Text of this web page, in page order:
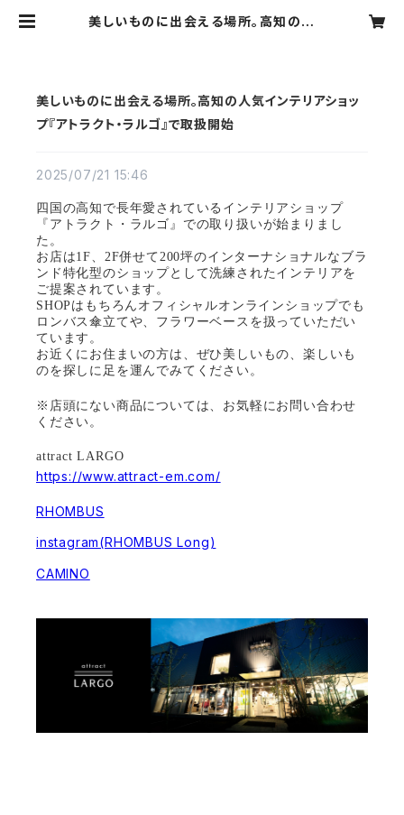
美しいものに出会える場所。高知の人
美しいものに出会える場所。高知の人気インテリアショッ
プ『アトラクト・ラルゴ』で取扱開始
2025/07/21 15:46
四国の高知で長年愛されているインテリアショップ
『アトラクト・ラルゴ』での取り扱いが始まりまし
た。
お店は1F、2F併せて200坪のインターナショナルなブラ
ンド特化型のショップとして洗練されたインテリアを
ご提案されています。
SHOPはもちろんオフィシャルオンラインショップでも
ロンバス傘立てや、フラワーベースを扱っていただい
ています。
お近くにお住まいの方は、ぜひ美しいもの、楽しいも
のを探しに足を運んでみてください。
※店頭にない商品については、お気軽にお問い合わせ
ください。
attract LARGO
https://www.attract-em.com/
RHOMBUS
instagram(RHOMBUS Long)
CAMINO